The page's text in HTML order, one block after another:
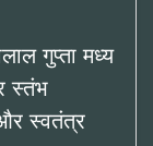
गुप्ता मध्य
स्तंभ
स्वतंत्र